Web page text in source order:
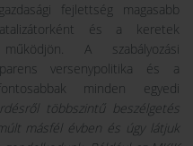
fejlettség magasabb
és a keretek
A szabályozási
versenypolitika és a
minden egyedi
többszintű beszélgetés
másfél évben és úgy látjuk